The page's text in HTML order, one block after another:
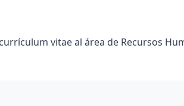
vitae al área de Recursos